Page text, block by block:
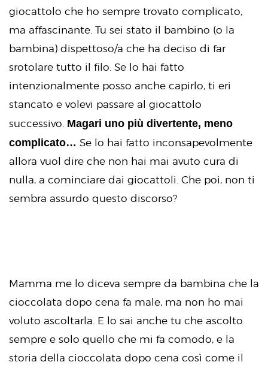
giocattolo che ho sempre trovato complicato,
ma affascinante. Tu sei stato il bambino (o la
bambina) dispettoso/a che ha deciso di far
srotolare tutto il filo. Se lo hai fatto
intenzionalmente posso anche capirlo, ti eri
stancato e volevi passare al giocattolo
successivo. Magari uno più divertente, meno
complicato… Se lo hai fatto inconsapevolmente
allora vuol dire che non hai mai avuto cura di
nulla, a cominciare dai giocattoli. Che poi, non ti
sembra assurdo questo discorso?
Mamma me lo diceva sempre da bambina che la
cioccolata dopo cena fa male, ma non ho mai
voluto ascoltarla. E lo sai anche tu che ascolto
sempre e solo quello che mi fa comodo, e la
storia della cioccolata dopo cena così come il